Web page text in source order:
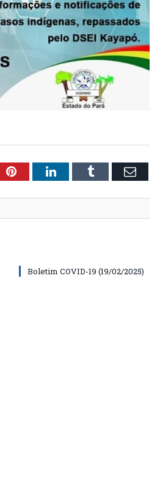
PinterestLinkedInTumblr Email
Boletim COVID-19 (19/02/2025)